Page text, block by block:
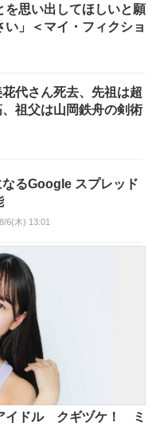
を思い出してほしいと願
い」＜マイ・フィクショ
花代さん死去、先祖は超
祖父は山岡鉄舟の剣術
るGoogle スプレッド
8/6(木) 13:01
イドル クギヅケ！ ミ